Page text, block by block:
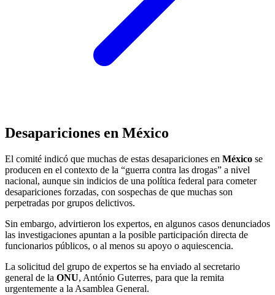
Desapariciones en México
El comité indicó que muchas de estas desapariciones en México se
producen en el contexto de la “guerra contra las drogas” a nivel
nacional, aunque sin indicios de una política federal para cometer
desapariciones forzadas, con sospechas de que muchas son
perpetradas por grupos delictivos.
Sin embargo, advirtieron los expertos, en algunos casos denunciados
las investigaciones apuntan a la posible participación directa de
funcionarios públicos, o al menos su apoyo o aquiescencia.
La solicitud del grupo de expertos se ha enviado al secretario
general de la ONU, António Guterres, para que la remita
urgentemente a la Asamblea General.